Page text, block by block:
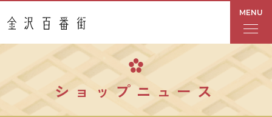
MENU
フロアガイド
あんと
ショップニュース